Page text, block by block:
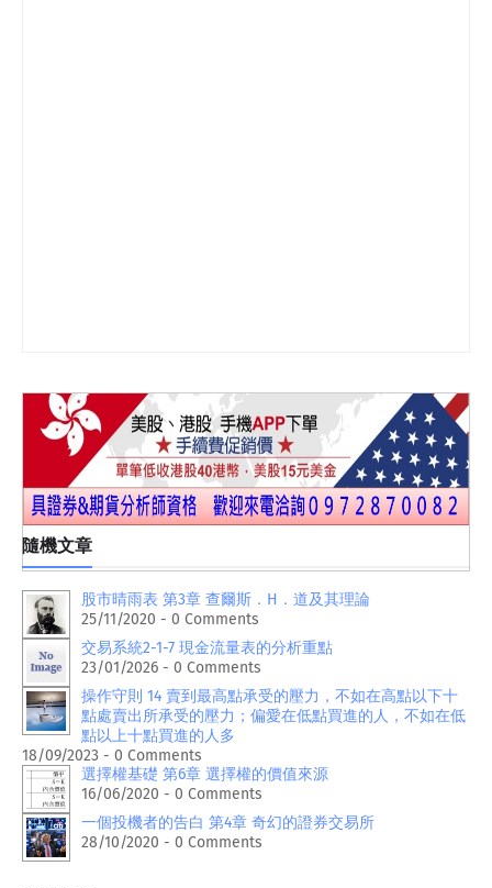
隨機文章
股市晴雨表 第3章 查爾斯．H．道及其理論
25/11/2020 - 0 Comments
交易系統2-1-7 現金流量表的分析重點
23/01/2026 - 0 Comments
操作守則 14 賣到最高點承受的壓力，不如在高點以下十
點處賣出所承受的壓力；偏愛在低點買進的人，不如在低
點以上十點買進的人多
18/09/2023 - 0 Comments
選擇權基礎 第6章 選擇權的價值來源
16/06/2020 - 0 Comments
一個投機者的告白 第4章 奇幻的證券交易所
28/10/2020 - 0 Comments